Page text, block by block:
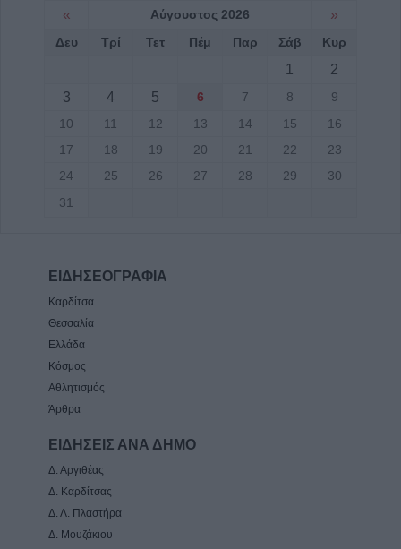
« Αύγουστος 2026 »
Δευ Τρί Τετ Πέμ Παρ Σάβ Κυρ
1
2
3
4 5 6 7 8
9
10
11 12 13 14 15
16
17
18 19 20 21 22
23
24
25 26 27 28 29
30
31
ΕΙΔΗΣΕΟΓΡΑΦΙΑ
Καρδίτσα
Θεσσαλία
Ελλάδα
Κόσμος
Αθλητισμός
Άρθρα
ΕΙΔΗΣΕΙΣ ΑΝΑ ΔΗΜΟ
Δ. Αργιθέας
Δ. Καρδίτσας
Δ. Λ. Πλαστήρα
Δ. Μουζάκιου